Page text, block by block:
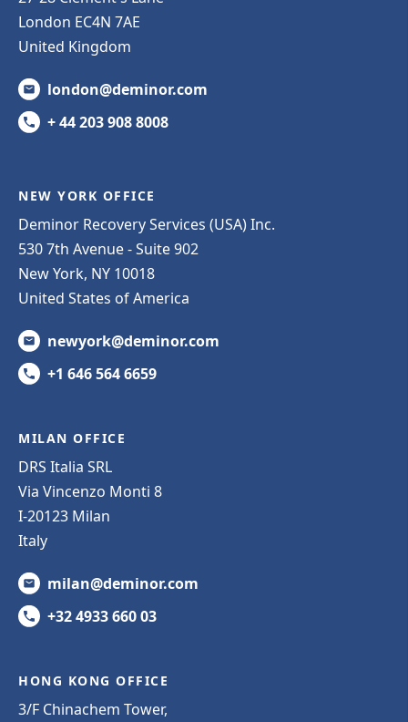
London EC4N 7AE
United Kingdom
london@deminor.com
+ 44 203 908 8008
NEW YORK OFFICE
Deminor Recovery Services (USA) Inc.
530 7th Avenue - Suite 902
New York, NY 10018
United States of America
newyork@deminor.com
+1 646 564 6659
MILAN OFFICE
DRS Italia SRL
Via Vincenzo Monti 8
I-20123 Milan
Italy
milan@deminor.com
+32 4933 660 03
HONG KONG OFFICE
3/F Chinachem Tower,